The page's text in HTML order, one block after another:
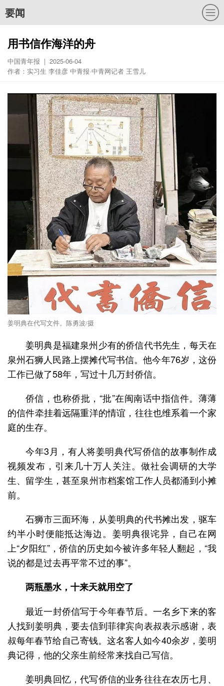
要闻
用书信作海洋的舟
中国青年报 | 2025-06-04
作者：实习生 李佳彦 中青报·中青网记者 王雪儿
姜明典在代写文件。陈勇波/摄
姜明典是福建泉州少有的侨信代书先生，每天在
泉州石狮人民路上摆摊代写书信。他今年76岁，这份
工作已做了58年，写过十几万封侨信。
侨信，也称侨批，“批”在闽南话中指信件。薄薄
的信件牵挂着远隔重洋的情谊，往往也维系着一个家
庭的生存。
今年3月，有人将姜明典代写侨信的故事制作成
视频发布，引来几十万人关注。做社会调研的大学
生、留学生，甚至泉州市档案馆工作人员都涌到小摊
前。
石狮市三面环海，从姜明典的代书摊出发，驱车
约半小时便能抵达海边。姜明典很诧异，自己在网
上“夕阳红”，侨信的历史如今被许多年轻人翻起，“我
说的都是过去再平常不过的事”。
两瓶墨水，十来天就用空了
最近一封侨信写于今年春节后。一名乡下来的客
人找到姜明典，要去信到菲律宾向表叔表示感谢，表
叔每年春节给自己寄钱。这名客人如今40余岁，姜明
典记得，他的父亲生前经常来找自己写信。
姜明典回忆，代写侨信的业务往往在农历七月、